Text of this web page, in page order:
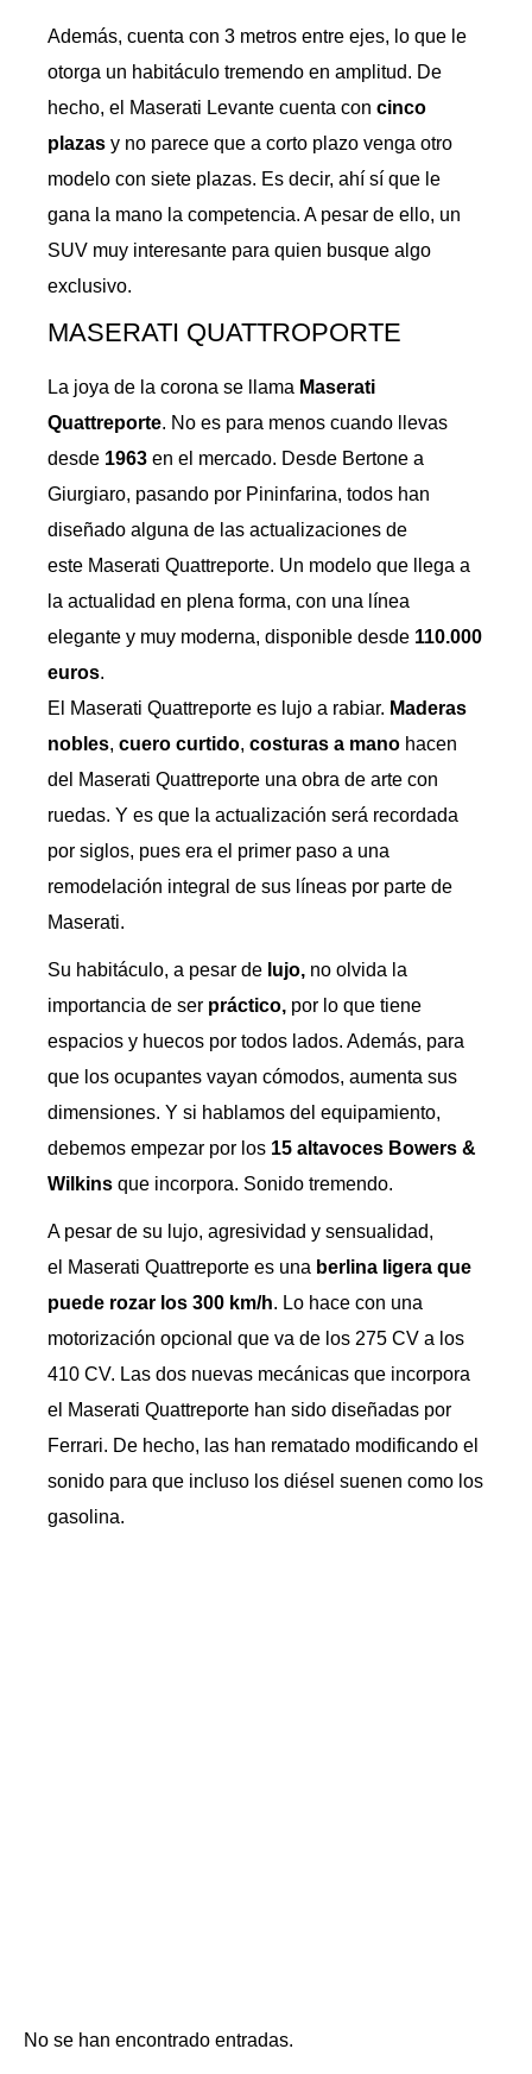
Además, cuenta con 3 metros entre ejes, lo que le
otorga un habitáculo tremendo en amplitud. De
hecho, el Maserati Levante cuenta con cinco
plazas y no parece que a corto plazo venga otro
modelo con siete plazas. Es decir, ahí sí que le
gana la mano la competencia. A pesar de ello, un
SUV muy interesante para quien busque algo
exclusivo.
MASERATI QUATTROPORTE
La joya de la corona se llama Maserati
Quattreporte. No es para menos cuando llevas
desde 1963 en el mercado. Desde Bertone a
Giurgiaro, pasando por Pininfarina, todos han
diseñado alguna de las actualizaciones de
este Maserati Quattreporte. Un modelo que llega a
la actualidad en plena forma, con una línea
elegante y muy moderna, disponible desde 110.000
euros.
El Maserati Quattreporte es lujo a rabiar. Maderas
nobles, cuero curtido, costuras a mano hacen
del Maserati Quattreporte una obra de arte con
ruedas. Y es que la actualización será recordada
por siglos, pues era el primer paso a una
remodelación integral de sus líneas por parte de
Maserati.
Su habitáculo, a pesar de lujo, no olvida la
importancia de ser práctico, por lo que tiene
espacios y huecos por todos lados. Además, para
que los ocupantes vayan cómodos, aumenta sus
dimensiones. Y si hablamos del equipamiento,
debemos empezar por los 15 altavoces Bowers &
Wilkins que incorpora. Sonido tremendo.
A pesar de su lujo, agresividad y sensualidad,
el Maserati Quattreporte es una berlina ligera que
puede rozar los 300 km/h. Lo hace con una
motorización opcional que va de los 275 CV a los
410 CV. Las dos nuevas mecánicas que incorpora
el Maserati Quattreporte han sido diseñadas por
Ferrari. De hecho, las han rematado modificando el
sonido para que incluso los diésel suenen como los
gasolina.
No se han encontrado entradas.